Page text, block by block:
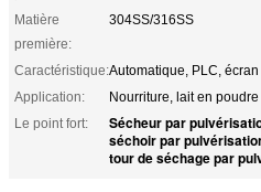
Matière
première:
304SS/316SS
Caractéristique:Automatique, PLC, écran
Application:
Nourriture, lait en poudre
Le point fort:
Sécheur par
séchoir par
tour de séchage par